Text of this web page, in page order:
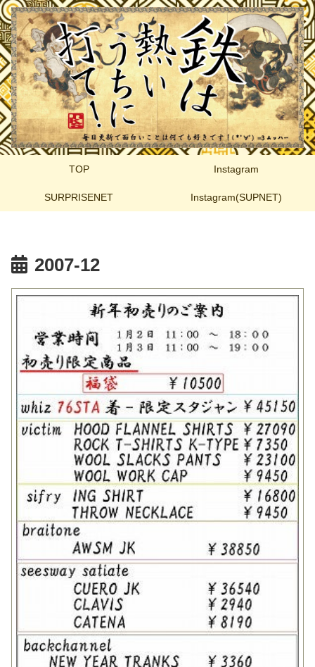
TOP Instagram
SURPRISENET Instagram(SUPNET)
2007-12